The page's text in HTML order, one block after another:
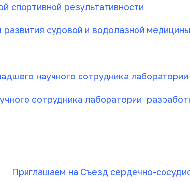
спортивной результативности
судовой и водолазной медицины
научного сотрудника
сотрудника лаборатории
Приглашаем на Съезд сердечно-